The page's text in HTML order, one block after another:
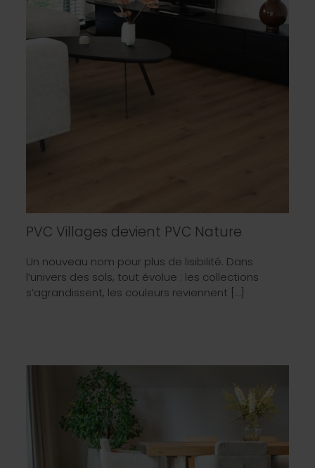
PVC Villages devient PVC Nature
Un nouveau nom pour plus de lisibilité. Dans
l’univers des sols, tout évolue : les collections
s’agrandissent, les couleurs reviennent […]